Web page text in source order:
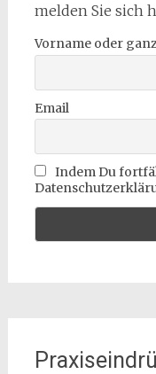
melden Sie sich
Vorname oder
Email
Indem Du